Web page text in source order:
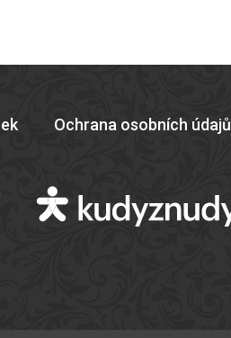
Ochrana osobních údajů